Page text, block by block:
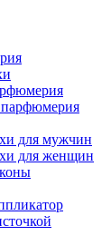
парфюмерия
для мужчин
для женщин